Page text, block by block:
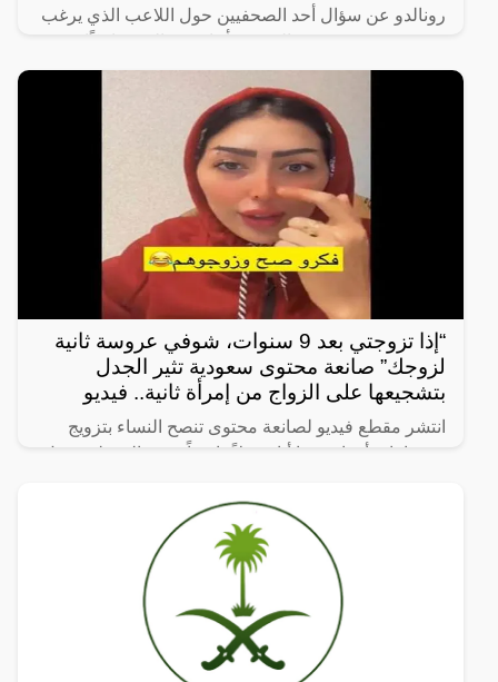
رونالدو عن سؤال أحد الصحفيين حول اللاعب الذي يرغب
“أختارك أنت،
“إذا تزوجتي بعد 9 سنوات، شوفي عروسة ثانية
لزوجك” صانعة محتوى سعودية تثير الجدل
بتشجيعها على الزواج من إمرأة ثانية.. فيديو
انتشر مقطع فيديو لصانعة محتوى تنصح النساء بتزويج
زوجها بامرأة ثانية، ما أثار جدلاً واسعاً. وفي المقطع، تقول